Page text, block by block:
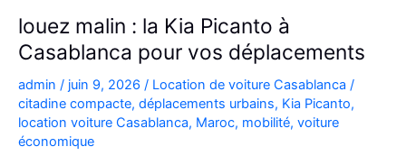
louez malin : la Kia Picanto à
Casablanca pour vos déplacements
admin / juin 9, 2026 / Location de voiture Casablanca /
citadine compacte, déplacements urbains, Kia Picanto,
location voiture Casablanca, Maroc, mobilité, voiture
économique